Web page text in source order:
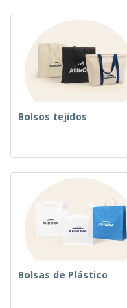
Bolsos tejidos
Bolsas de Plástico